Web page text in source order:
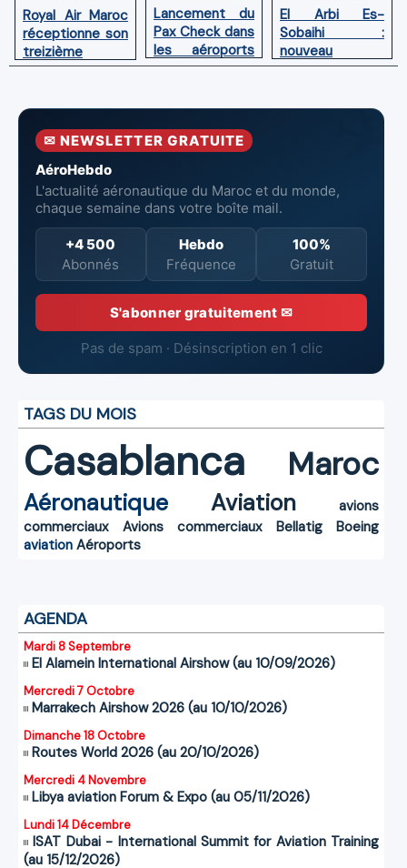
Royal Air Maroc
réceptionne son
treizième
Boeing 787
Lancement du
Pax Check dans
les aéroports
du Maroc
El Arbi Es-
Sobaihi :
nouveau
directeur à la
l’Aéroport
Mohammed V
✉ NEWSLETTER GRATUITE
AéroHebdo
L'actualité aéronautique du Maroc et du monde,
chaque semaine dans votre boîte mail.
+4 500
Abonnés
Hebdo
Fréquence
100%
Gratuit
S'abonner gratuitement ✉
Pas de spam · Désinscription en 1 clic
TAGS DU MOIS
Casablanca Maroc
Aéronautique Aviation
avions
commerciaux
Avions commerciaux Bellatig
Boeing
aviation Aéroports
AGENDA
Mardi 8 Septembre
El Alamein International Airshow (au 10/09/2026)
Mercredi 7 Octobre
Marrakech Airshow 2026 (au 10/10/2026)
Dimanche 18 Octobre
Routes World 2026 (au 20/10/2026)
Mercredi 4 Novembre
Libya aviation Forum & Expo (au 05/11/2026)
Lundi 14 Décembre
ISAT Dubai - International Summit for Aviation Training
(au 15/12/2026)